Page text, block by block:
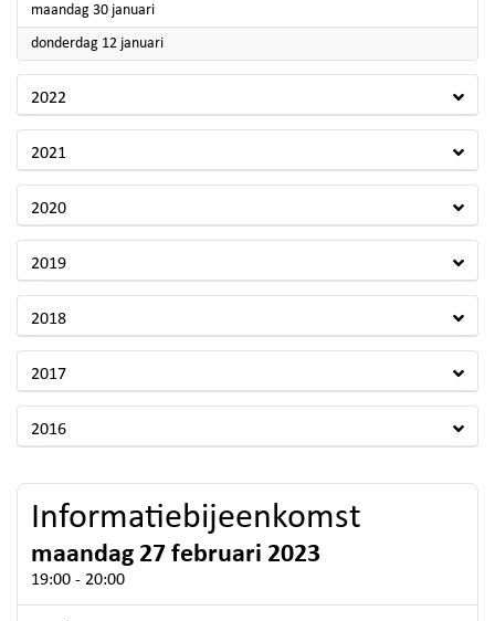
maandag 30 januari2023
donderdag 12 januari2023
2022
2021
2020
2019
2018
2017
2016
Informatiebijeenkomst
maandag 27 februari 2023
19:00 - 20:00